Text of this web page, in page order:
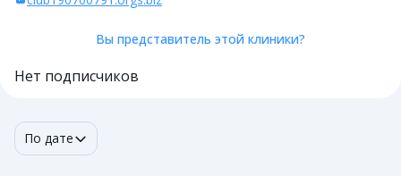
Вы представитель этой клиники?
Нет подписчиков
По дате